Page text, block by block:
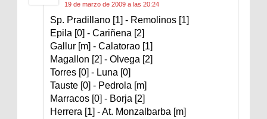
19 de marzo de 2009 a las 20:24
Sp. Pradillano [1] - Remolinos [1]
Epila [0] - Cariñena [2]
Gallur [m] - Calatorao [1]
Magallon [2] - Olvega [2]
Torres [0] - Luna [0]
Tauste [0] - Pedrola [m]
Marracos [0] - Borja [2]
Herrera [1] - At. Monzalbarba [m]